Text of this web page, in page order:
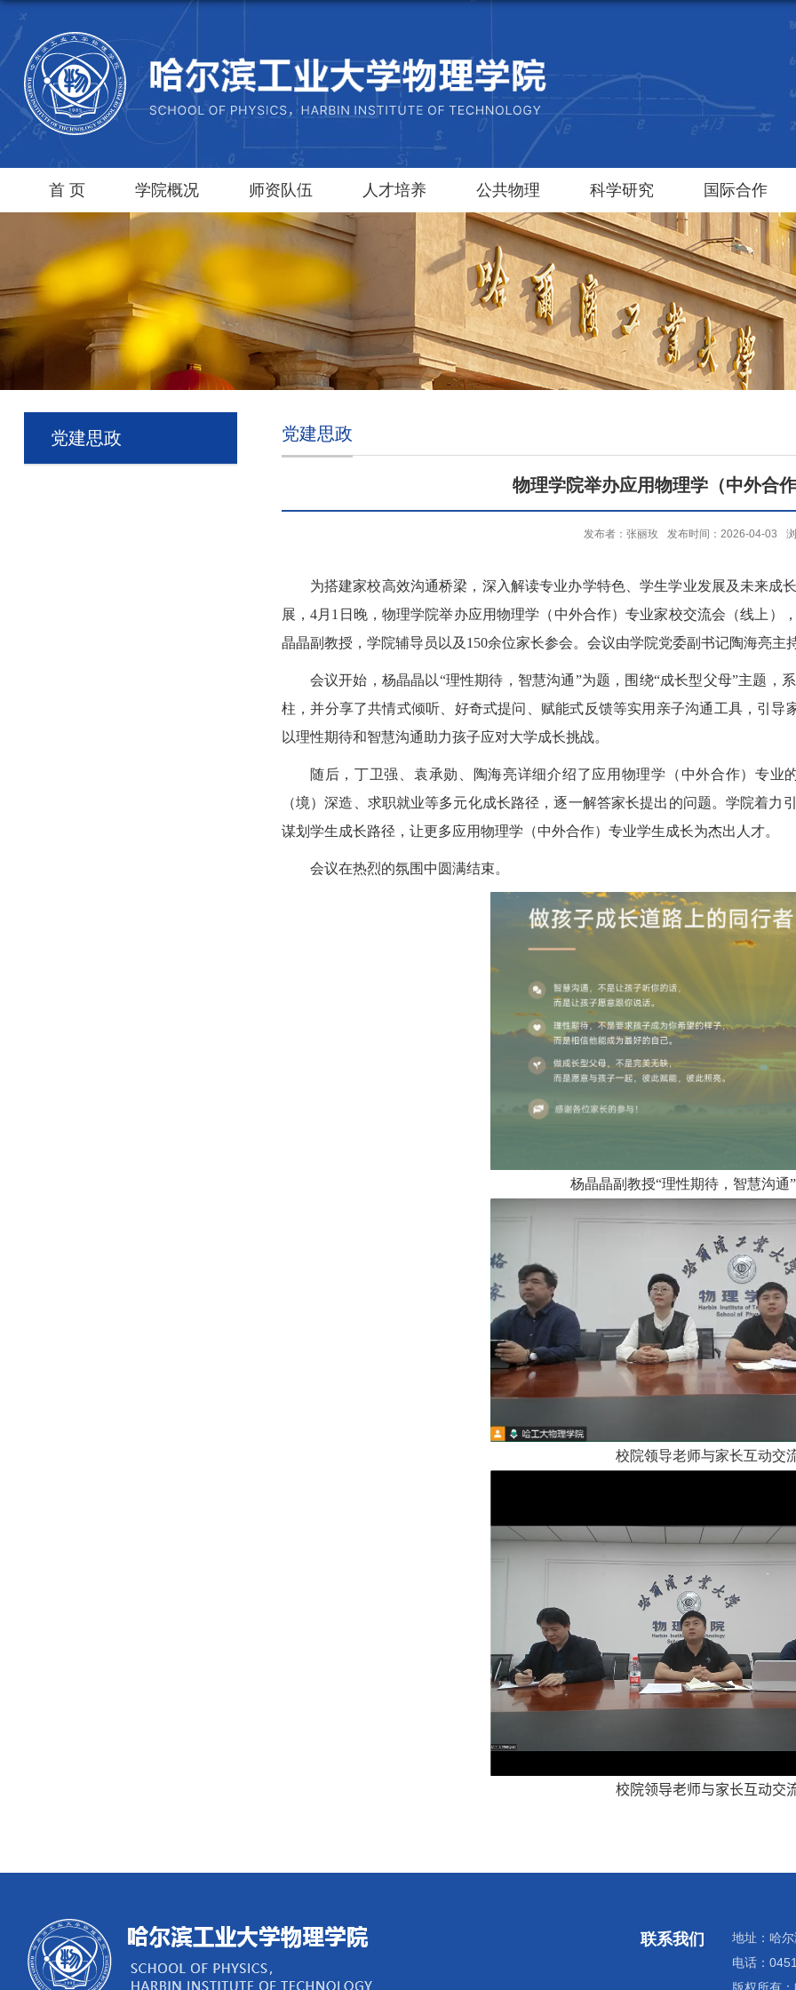
首 页 学院概况 师资队伍 人才培养 公共物理 科学研究 国际合作
党建思政 党建思政
物理学院举办应用物理学（中外合
发布者：张丽玫 发布时间：2026-04-03
为搭建家校高效沟通桥梁，深入解读专业办学特色、学生学业发展及未来成
展，4月1日晚，物理学院举办应用物理学（中外合作）专业家校交流会（线上
晶晶副教授 ，学院辅导员以及150余位家长参会。会议由学院党委副书记陶海亮主
会议开始，杨晶晶以“理性期待，智慧沟通”为题，围绕“成长型父母”主题
柱，并分享了共情式倾听、好奇式提问、赋能式反馈等实用亲子沟通工具，引导
以理性期待和智慧沟通助力孩子应对大学成长挑战。
随后，丁卫强、袁承勋、陶海亮详细介绍了应用物理学（中外合作）专
（境）深造、求职就业等多元化成长路径，逐一解答家长提出的问题。学院着
谋划学生成长路径，让更多应用物理学（中外合作）专业学生成长为杰出人才。
会议在热烈的氛围中圆满结束。
杨晶晶副教授“理性期待，智慧沟通
校院领导老师与家长互动交
校院领导老师与家长互动交
联系我们
地址：哈
电话：